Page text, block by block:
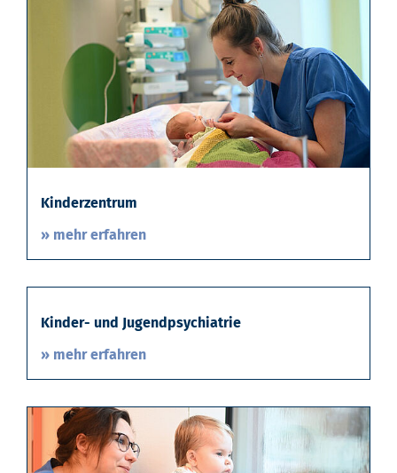
Kinderzentrum
» mehr erfahren
Kinder- und Jugendpsychiatrie
» mehr erfahren